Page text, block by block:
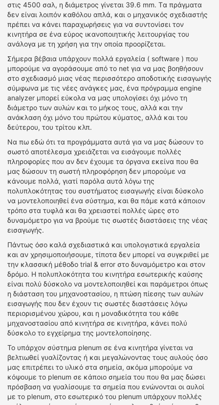
στις 4500 σαλ, η διάμετρος γίνεται 39.6 mm. Tα πράγματα
δεν είναι λοιπόν καθόλου απλά, και ο μηχανικός σχεδιαστής
πρέπει να κάνει παραχωρήσεις για να συντονίσει τον
κινητήρα σε ένα εύρος ικανοποιητικής λειτουργίας του
ανάλογα με τη χρήση για την οποία προορίζεται.
Σήμερα βέβαια υπάρχουν πολλά εργαλεία ( software ) που
μπορούμε να αγοράσουμε από το net για να μας βοηθήσουν
στο σχεδιασμό μιας νέας περισσότερο αποδοτικής εισαγωγής
σύμφωνα με τις νέες ανάγκες μας, ένα πρόγραμμα engine
analyzer μπορεί εύκολα να μας υπολογίσει όχι μόνο τη
διάμετρο των αυλών και το μήκος τους, αλλά και την
ανάκλαση όχι μόνο του πρώτου κύματος, αλλά και του
δεύτερου, του τρίτου κλπ.
Να πω εδώ ότι τα προγράμματα αυτά για να μας δώσουν το
σωστό αποτέλεσμα χρειάζεται να εισάγουμε πολλές
πληροφορίες που αν δεν έχουμε τα όργανα εκείνα που θα
μας δώσουν τη σωστή πληροφόρηση δεν μπορούμε να
κάνουμε πολλά, γιατί παρόλα αυτά λόγω της
πολυπλοκότητας του συστήματος εισαγωγής είναι δύσκολο
να μοντελοποιηθεί ένα σύστημα, και θα πάμε κατά κάποιον
τρόπο στα τυφλά και θα χρειαστεί πολλές ώρες στο
δυναμόμετρο για να βρούμε τις σωστές διαστάσεις της νέας
εισαγωγής.
Πάντως όσο καλά σχεδιαστικά και υπολογιστικά εργαλεία
και αν χρησιμοποιήσουμε, τίποτα δεν μπορεί να συγκριθεί με
την κλασσική μέθοδο trial & error στο δυναμόμετρο και στον
δρόμο. Η πολυπλοκότητα του κινητήρα εσωτερικής καύσης
είναι πολύ δύσκολο να μοντελοποιηθεί και παράμετροι όπως
η διάσταση του μηχανοστασίου, η πτώση πίεσης των αυλών
εισαγωγής που δεν έχουν τις σωστές διαστάσεις λόγω
περιορισμένου χώρου, και η μοναδικότητα του κάθε
μηχανοστασίου από κινητήρα σε κινητήρα, κάνει πολύ
δύσκολο το εγχείρημα της μοντελοποίησης.
Το υπάρχον σύστημα plenum σε ένα κινητήρα γίνεται να
βελτιωθεί γυαλίζοντας ή και μεγαλώνοντας τους αυλούς όσο
μας επιτρέπει το υλικό στα σημεία, ακόμα μπορούμε να
κόψουμε το plenum σε κάποιο σημεία του που θα μας δώσει
πρόσβαση να γυαλίσουμε τα σημεία που ενώνονται οι αυλοί
με το plenum, στο εσωτερικό του plenum υπάρχουν πολλές